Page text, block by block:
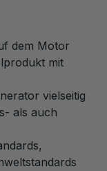
dem Motor
mit
vielseitig
als auch